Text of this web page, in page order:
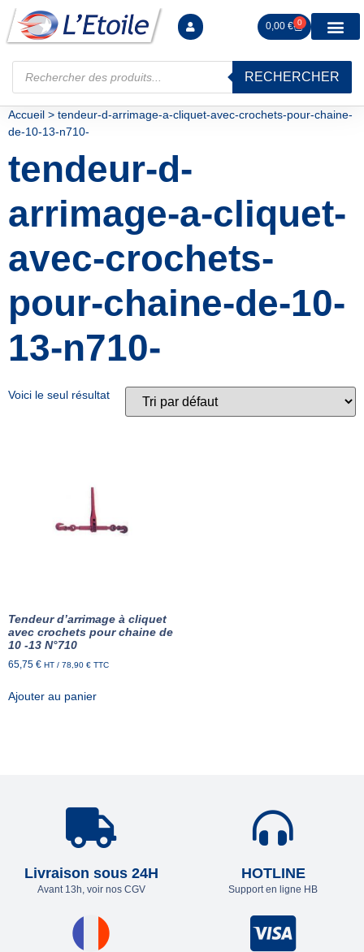
0,00 € 0
RECHERCHER
Accueil > tendeur-d-arrimage-a-cliquet-avec-crochets-pour-chaine-
de-10-13-n710-
tendeur-d-
arrimage-a-cliquet-
avec-crochets-
pour-chaine-de-10-
13-n710-
Voici le seul résultat
Tendeur d’arrimage à cliquet
avec crochets pour chaine de
10 -13 N°710
65,75 € HT / 78,90 € TTC
Ajouter au panier
Livraison sous 24H
Avant 13h, voir nos CGV
HOTLINE
Support en ligne HB